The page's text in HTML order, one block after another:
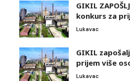
GIKIL
konkurs za
Lukavac
GIKIL
prijem više
Lukavac